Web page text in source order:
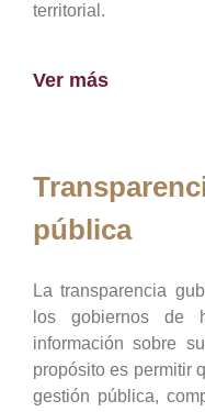
territorial.
Ver más
pública
La transparencia
los gobiernos de
información sobre
propósito es permitir
gestión pública,